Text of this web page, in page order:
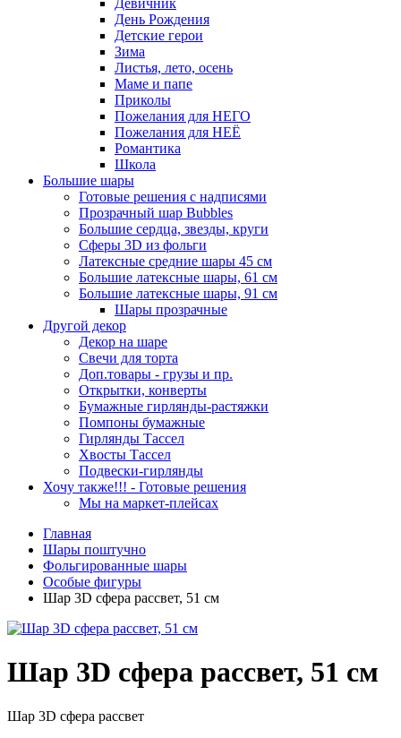
Девичник
День Рождения
Детские герои
Зима
Листья, лето, осень
Маме и папе
Приколы
Пожелания для НЕГО
Пожелания для НЕЁ
Романтика
Школа
Большие шары
Готовые решения с надписями
Прозрачный шар Bubbles
Большие сердца, звезды, круги
Сферы 3D из фольги
Латексные средние шары 45 см
Большие латексные шары, 61 см
Большие латексные шары, 91 см
Шары прозрачные
Другой декор
Декор на шаре
Свечи для торта
Доп.товары - грузы и пр.
Открытки, конверты
Бумажные гирлянды-растяжки
Помпоны бумажные
Гирлянды Тассел
Хвосты Тассел
Подвески-гирлянды
Хочу также!!! - Готовые решения
Мы на маркет-плейсах
Главная
Шары поштучно
Фольгированные шары
Особые фигуры
Шар 3D сфера рассвет, 51 см
Шар 3D сфера рассвет, 51 см
Шар 3D сфера рассвет